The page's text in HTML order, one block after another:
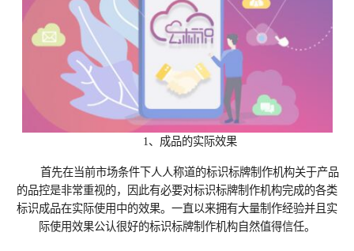
1、成品的实际效果
首先在当前市场条件下人人称道的标识标牌制作机构关于产品
的品控是非常重视的，因此有必要对标识标牌制作机构完成的各类
标识成品在实际使用中的效果。一直以来拥有大量制作经验并且实
际使用效果公认很好的标识标牌制作机构自然值得信任。